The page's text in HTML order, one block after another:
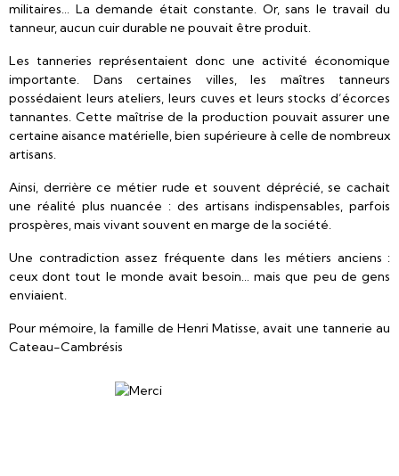
militaires… La demande était constante. Or, sans le travail du
tanneur, aucun cuir durable ne pouvait être produit.
Les tanneries représentaient donc une activité économique
importante. Dans certaines villes, les maîtres tanneurs
possédaient leurs ateliers, leurs cuves et leurs stocks d’écorces
tannantes. Cette maîtrise de la production pouvait assurer une
certaine aisance matérielle, bien supérieure à celle de nombreux
artisans.
Ainsi, derrière ce métier rude et souvent déprécié, se cachait
une réalité plus nuancée : des artisans indispensables, parfois
prospères, mais vivant souvent en marge de la société.
Une contradiction assez fréquente dans les métiers anciens :
ceux dont tout le monde avait besoin… mais que peu de gens
enviaient.
Pour mémoire, la famille de Henri Matisse, avait une tannerie au
Cateau-Cambrésis